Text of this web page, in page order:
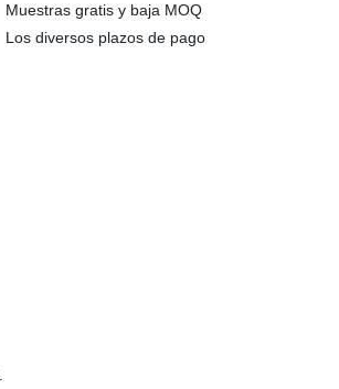
Muestras gratis y baja MOQ
Los diversos plazos de pago